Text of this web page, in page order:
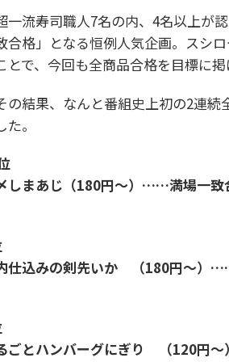
一流寿司職人7名の内、4名以上が
合格」となる恒例人気企画。スシ
とで、今回も全商品合格を目標に掲
の結果、なんと番組史上初の2連続
た。
しまあじ（180円～）……満場一致
仕込みの剣先いか （180円～）
ごとハンバーグにぎり （120円